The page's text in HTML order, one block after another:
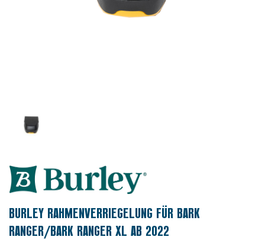
BURLEY RAHMENVERRIEGELUNG FÜR BARK
RANGER/BARK RANGER XL AB 2022